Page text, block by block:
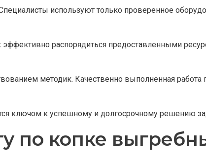
используют только проверенное
распорядиться предоставленными
методик. Качественно выполненная работа
ключом к успешному и долгосрочному решению
по копке